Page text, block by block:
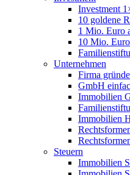
Investment
10 goldene
1 Mio. Euro
10 Mio.
Unternehmen
Firma
GmbH
Immobilien
Immobilien
Steuern
Immobilien